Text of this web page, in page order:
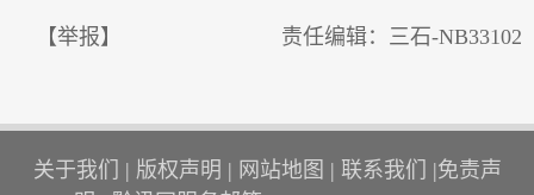
【举报】 责任编辑：三石-NB33102
关于我们 | 版权声明 | 网站地图 | 联系我们 |免责声